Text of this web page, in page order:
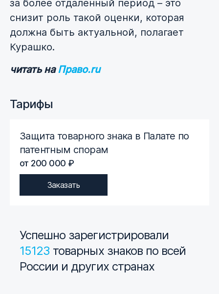
за более отдаленный период – это
снизит роль такой оценки, которая
должна быть актуальной, полагает
Курашко.
читать наПраво.ru
Тарифы
Защита товарного знака в Палате по
патентным спорам
от 200 000 ₽
Заказать
Успешно зарегистрировали
15123 товарных знаков по всей
России и других странах